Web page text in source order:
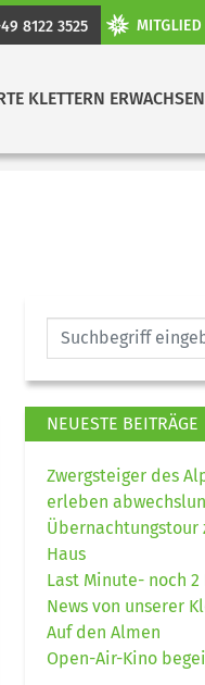
8122 3525
KLETTERN
NEUESTE BEITRÄGE
Zwergsteiger des
erleben
Übernachtungstour
Haus
Last Minute- noch
News von unserer
Auf den Almen
Open-Air-Kino